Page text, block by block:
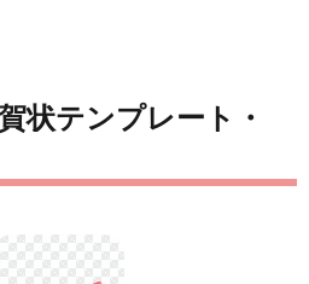
状テンプレート・